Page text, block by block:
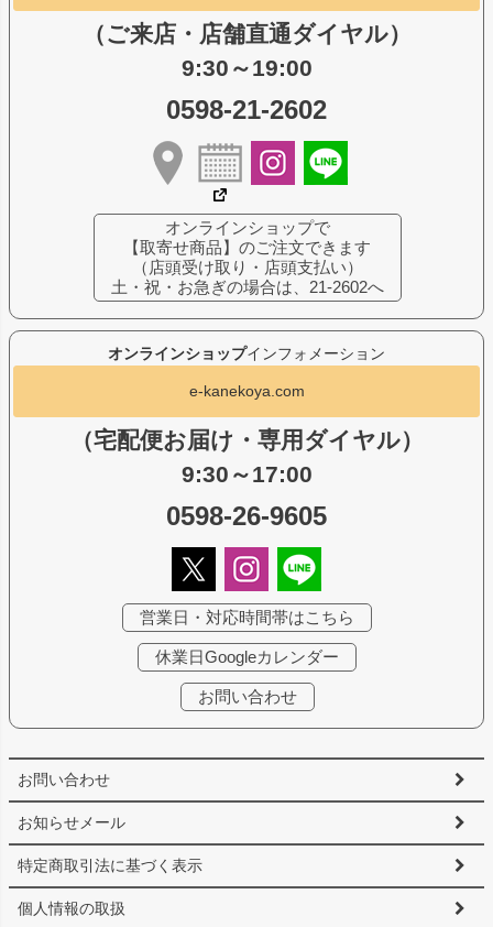
お問い合わせ
お知らせメール
特定商取引法に基づく表示
個人情報の取扱
オンラインショップインフォメーション
e-kanekoya.com
（宅配便お届け・専用ダイヤル）
9:30～17:00
0598-26-9605
営業日・対応時間帯はこちら
休業日Googleカレンダー
お問い合わせ
（ご来店・店舗直通ダイヤル）
9:30～19:00
0598-21-2602
オンラインショップで
【取寄せ商品】のご注文できます
（店頭受け取り・店頭支払い）
土・祝・お急ぎの場合は、21-2602へ